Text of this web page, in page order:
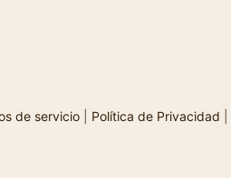
de servicio| Política de Privacidad